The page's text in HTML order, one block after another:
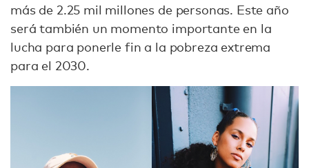
más de 2.25 mil millones de personas. Este año
será también un momento importante en la
lucha para ponerle fin a la pobreza extrema
para el 2030.